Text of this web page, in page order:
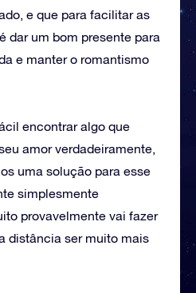
e que para facilitar as
dar um bom presente para
e manter o romantismo
encontrar algo que
amor verdadeiramente,
uma solução para esse
simplesmente
provavelmente vai fazer
distância ser muito mais